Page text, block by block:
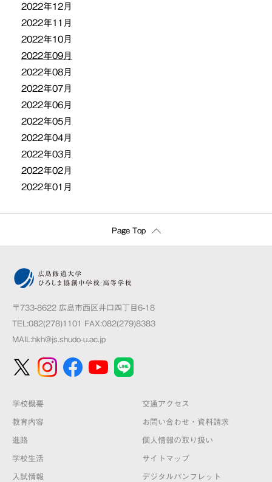
2022年12月
2022年11月
2022年10月
2022年09月
2022年08月
2022年07月
2022年06月
2022年05月
2022年04月
2022年03月
2022年02月
2022年01月
Page Top
〒733-8622 広島市西区井口四丁目6-18
TEL:082(278)1101 FAX:082(279)8383
MAIL:hkh@js.shudo-u.ac.jp
学校概要
教育内容
進路
学校生活
入試情報
交通アクセス
お問い合わせ・資料請求
個人情報の取り扱い
サイトマップ
デジタルパンフレット